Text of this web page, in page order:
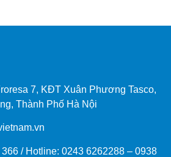
7, KĐT Xuân Phương Tasco,
Thành Phố Hà Nội
366 / Hotline: 0243 6262288 – 0938